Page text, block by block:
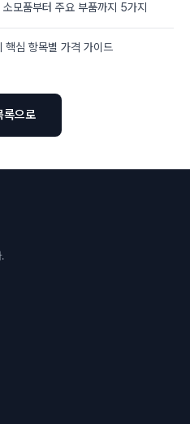
모품부터 주요 부품까지 5가지
심 항목별 가격 가이드
록으로